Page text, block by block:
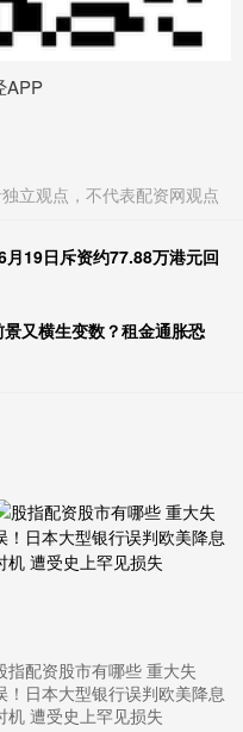
APP
立观点，不代表配资网观点
19日斥资约77.88万港元回
又横生变数？租金通胀恐
指配资股市有哪些 重大失
！日本大型银行误判欧美降息
机 遭受史上罕见损失